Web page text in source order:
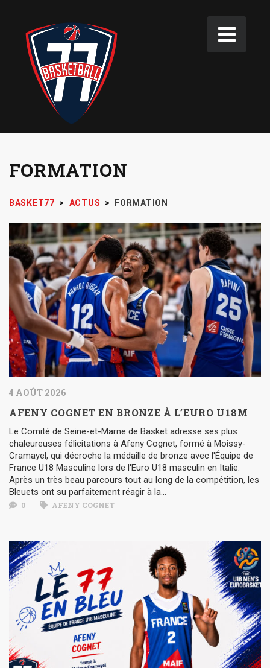
FORMATION
BASKET77 > ACTUS > FORMATION
4 AOÛT 2026
AFENY COGNET EN BRONZE À L’EURO U18M
Le Comité de Seine-et-Marne de Basket adresse ses plus
chaleureuses félicitations à Afeny Cognet, formé à Moissy-
Cramayel, qui décroche la médaille de bronze avec l'Équipe de
France U18 Masculine lors de l'Euro U18 masculin en Italie.
Après un très beau parcours tout au long de la compétition, les
Bleuets ont su parfaitement réagir à la...
0 AFENY COGNET